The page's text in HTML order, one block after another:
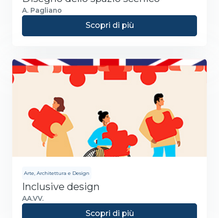
A. Pagliano
Scopri di più
Arte, Architettura e Design
Inclusive design
AA.VV.
Scopri di più